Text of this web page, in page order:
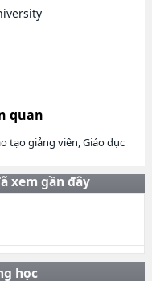
quan
tạo giảng viên, Giáo dục
xem gần đây
học